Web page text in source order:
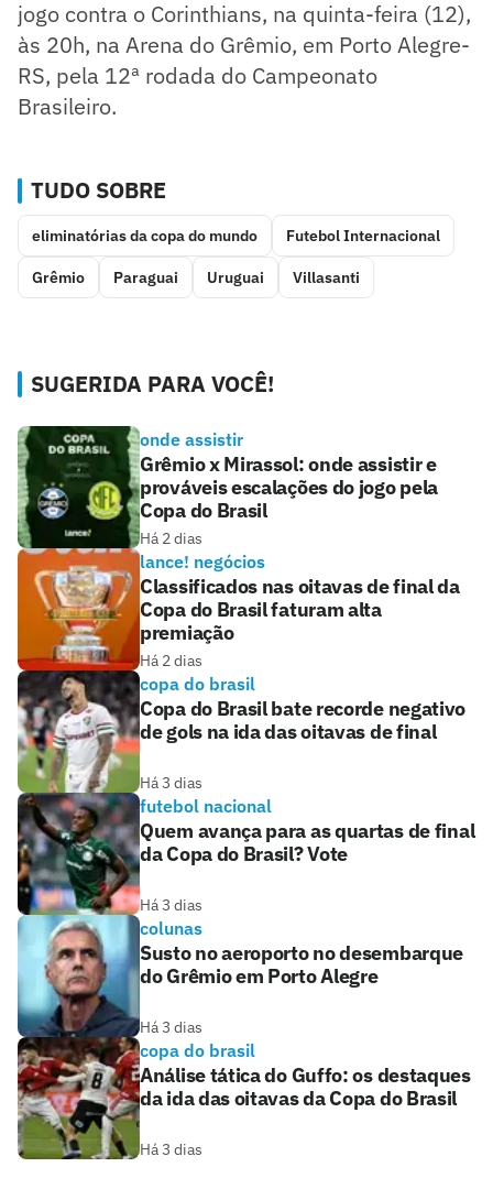
jogo contra o Corinthians, na quinta-feira (12),
às 20h, na Arena do Grêmio, em Porto Alegre-
RS, pela 12ª rodada do Campeonato
Brasileiro.
TUDO SOBRE
eliminatórias da copa do mundo Futebol Internacional
Grêmio Paraguai Uruguai Villasanti
SUGERIDA PARA VOCÊ!
onde assistir
Grêmio x Mirassol: onde assistir e
prováveis escalações do jogo pela
Copa do Brasil
Há 2 dias
lance! negócios
Classificados nas oitavas de final da
Copa do Brasil faturam alta
premiação
Há 2 dias
copa do brasil
Copa do Brasil bate recorde negativo
de gols na ida das oitavas de final
Há 3 dias
futebol nacional
Quem avança para as quartas de final
da Copa do Brasil? Vote
Há 3 dias
colunas
Susto no aeroporto no desembarque
do Grêmio em Porto Alegre
Há 3 dias
copa do brasil
Análise tática do Guffo: os destaques
da ida das oitavas da Copa do Brasil
Há 3 dias